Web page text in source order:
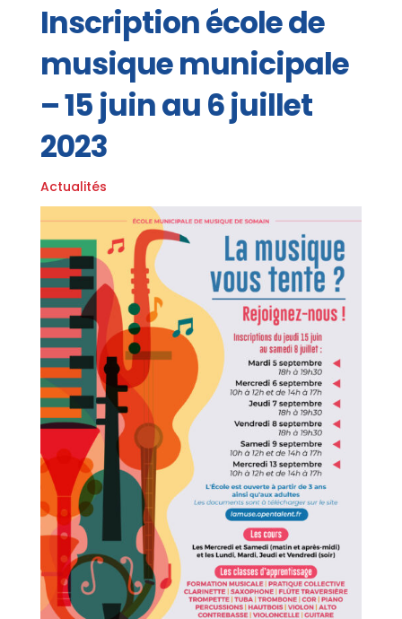
Inscription école de
musique municipale
– 15 juin au 6 juillet
2023
Actualités